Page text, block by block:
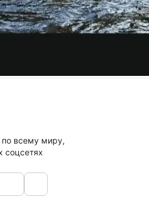
всему миру,
соцсетях